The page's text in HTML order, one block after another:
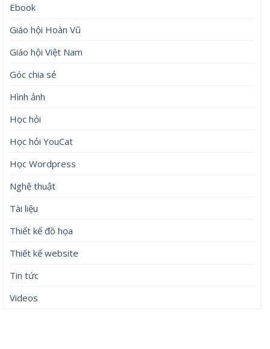
Ebook
Giáo hội Hoàn Vũ
Giáo hội Việt Nam
Góc chia sẻ
Hình ảnh
Học hỏi
Học hỏi YouCat
Học Wordpress
Nghệ thuật
Tài liệu
Thiết kế đồ họa
Thiết kế website
Tin tức
Videos